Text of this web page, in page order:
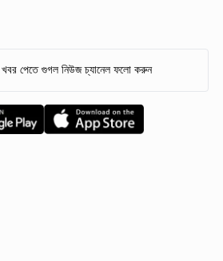
পেতে গুগল নিউজ চ্যানেল ফলো করুন